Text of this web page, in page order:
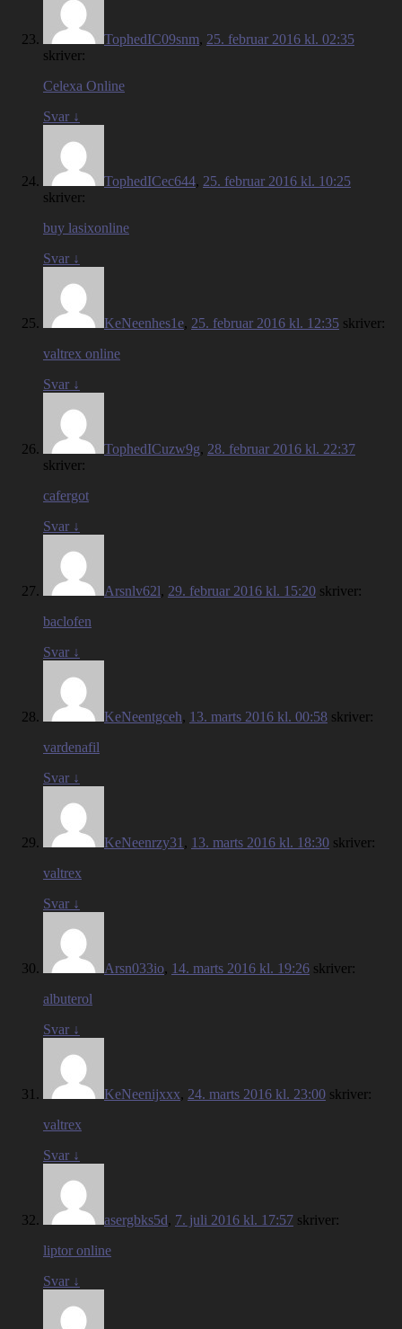
TophedIC09snm, 25. februar 2016 kl. 02:35
skriver:
Celexa Online
Svar ↓
TophedICec644, 25. februar 2016 kl. 10:25
skriver:
buy lasixonline
Svar ↓
KeNeenhes1e, 25. februar 2016 kl. 12:35 skriver:
valtrex online
Svar ↓
TophedICuzw9g, 28. februar 2016 kl. 22:37
skriver:
cafergot
Svar ↓
Arsnlv62l, 29. februar 2016 kl. 15:20 skriver:
baclofen
Svar ↓
KeNeentgceh, 13. marts 2016 kl. 00:58 skriver:
vardenafil
Svar ↓
KeNeenrzy31 , 13. marts 2016 kl. 18:30 skriver:
valtrex
Svar ↓
Arsn033io, 14. marts 2016 kl. 19:26 skriver:
albuterol
Svar ↓
KeNeenijxxx, 24. marts 2016 kl. 23:00 skriver:
valtrex
Svar ↓
asergbks5d, 7. juli 2016 kl. 17:57 skriver:
liptor online
Svar ↓